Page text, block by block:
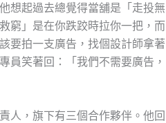
想起過去總覺得當舖是「走投無
窮」是在你跌跤時拉你一把，而
要拍一支廣告，找個設計師拿著
員笑著回：「我們不需要廣告，
人，旗下有三個合作夥伴。他回